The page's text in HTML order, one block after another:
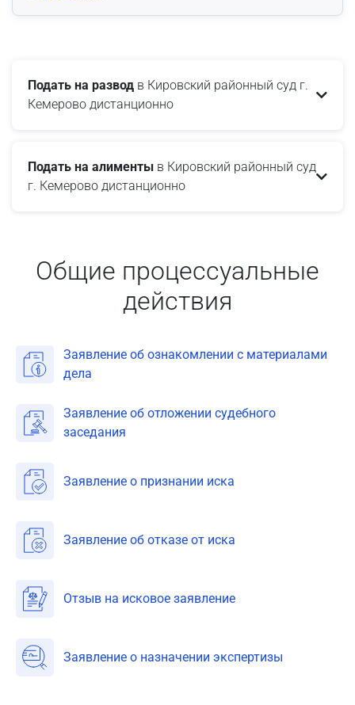
Подать на развод в Кировский районный суд г.
Кемерово дистанционно
Подать на алименты в Кировский районный суд
г. Кемерово дистанционно
Общие процессуальные
действия
Заявление об ознакомлении с материалами
дела
Заявление об отложении судебного
заседания
Заявление о признании иска
Заявление об отказе от иска
Отзыв на исковое заявление
Заявление о назначении экспертизы